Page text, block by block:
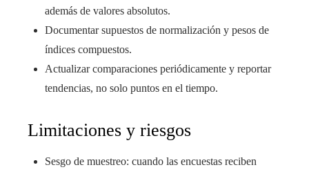
además de valores absolutos.
Documentar supuestos de normalización y pesos de
índices compuestos.
Actualizar comparaciones periódicamente y reportar
tendencias, no solo puntos en el tiempo.
Limitaciones y riesgos
Sesgo de muestreo: cuando las encuestas reciben